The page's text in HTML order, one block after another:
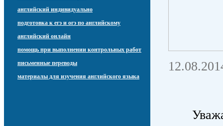
английский индивидуально
подготовка к егэ и огэ по английскому
английский онлайн
помощь при выполнении контрольных работ
письменные переводы
материалы для изучения английского языка